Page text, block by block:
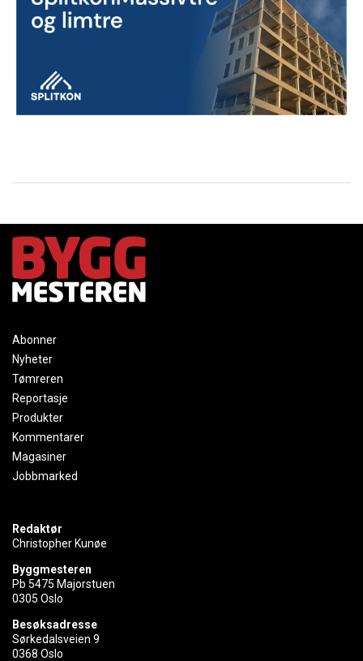
Abonner
Nyheter
Tømreren
Reportasje
Produkter
Kommentarer
Magasiner
Jobbmarked
Redaktør
Christopher Kunøe
Byggmesteren
Pb 5475 Majorstuen
0305 Oslo
Besøksadresse
Sørkedalsveien 9
0368 Oslo